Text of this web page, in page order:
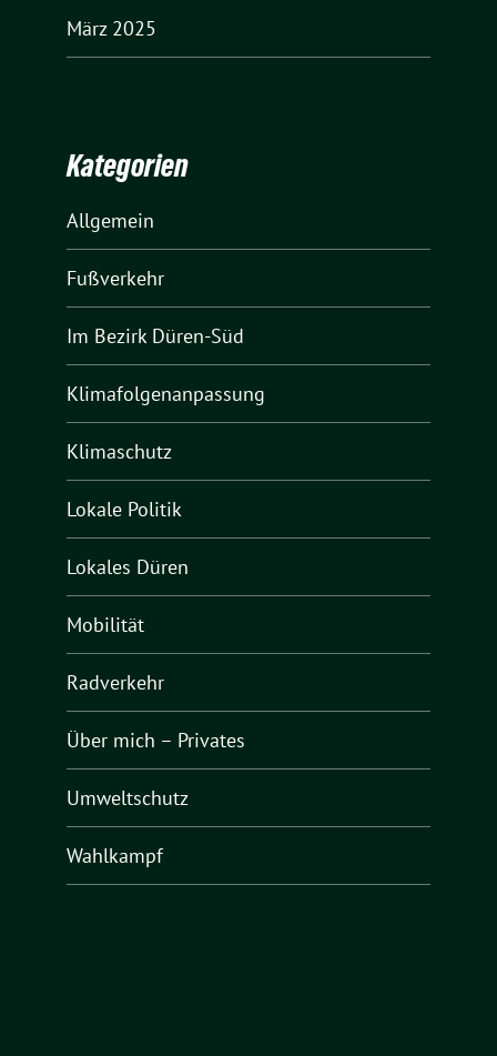
März 2025
Kategorien
Allgemein
Fußverkehr
Im Bezirk Düren-Süd
Klimafolgenanpassung
Klimaschutz
Lokale Politik
Lokales Düren
Mobilität
Radverkehr
Über mich – Privates
Umweltschutz
Wahlkampf